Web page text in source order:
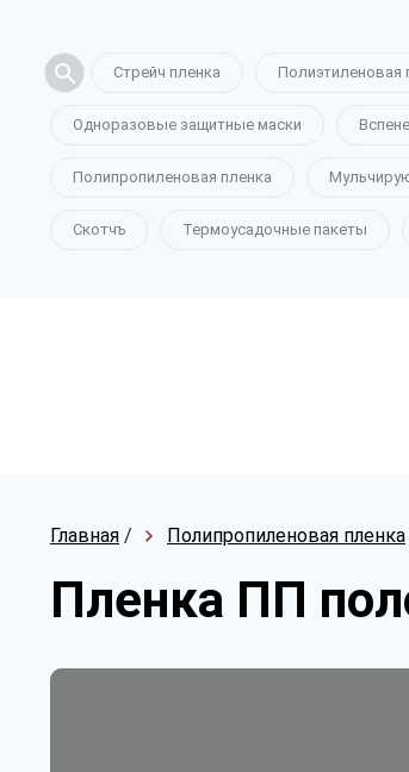
Стрейч пленка Полиэтиленовая
Одноразовые защитные маски
Полипропиленовая пленка
Скотчъ Термоусадочные пакеты
Главная / Полипропиленовая пленка
Пленка ПП